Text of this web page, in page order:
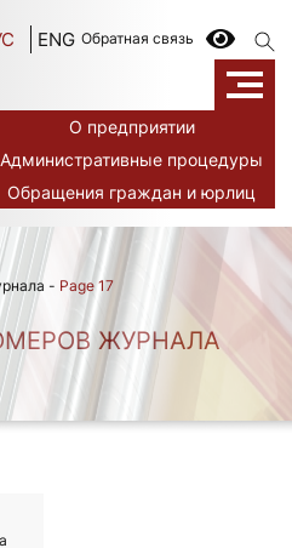
ENG Обратная связь
О предприятии
Административные процедуры
Обращения граждан и юрлиц
- Page 17
ЖУРНАЛА